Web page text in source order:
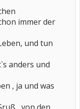
immer der
und tun
anders und
, ja und was